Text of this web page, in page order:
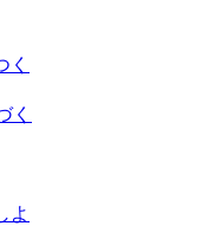
く
く
よ